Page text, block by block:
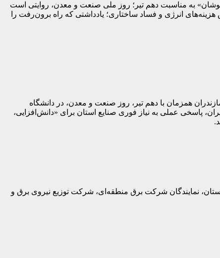
به مناسبت دهم تیر؛ روز ملی صنعت و معدن، روایتی است
انرژی و فساد ساختاری؛ یادداشتی که راه برون‌رفت را
همزمان با دهم تیر، روز صنعت و معدن، در دانشگاه
پاسخی عملی به نیاز فوری صنایع استان برای «دانش‌افزایی،
نمایندگان شرکت برق منطقه‌ای، شرکت توزیع نیروی برق و